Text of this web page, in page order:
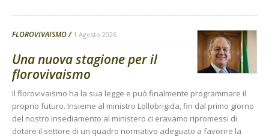
FLOROVIVAISMO 1 Agosto 2026
Una nuova stagione per il
florovivaismo
Il florovivaismo ha la sua legge e può finalmente programmare il
proprio futuro. Insieme al ministro Lollobrigida, fin dal primo giorno
del nostro insediamento al ministero ci eravamo ripromessi di
dotare il settore di un quadro normativo adeguato a favorire la